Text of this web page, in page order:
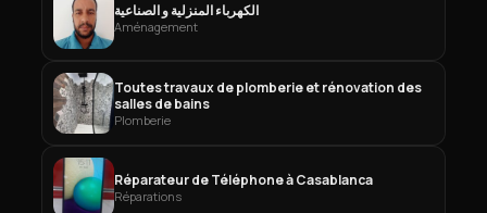
الكهرباء المنزلية و الصناعية
Aménagement
Toutes travaux de plomberie et rénovation des
salles de bains
Plomberie
Réparateur de Téléphone à Casablanca
Réparations